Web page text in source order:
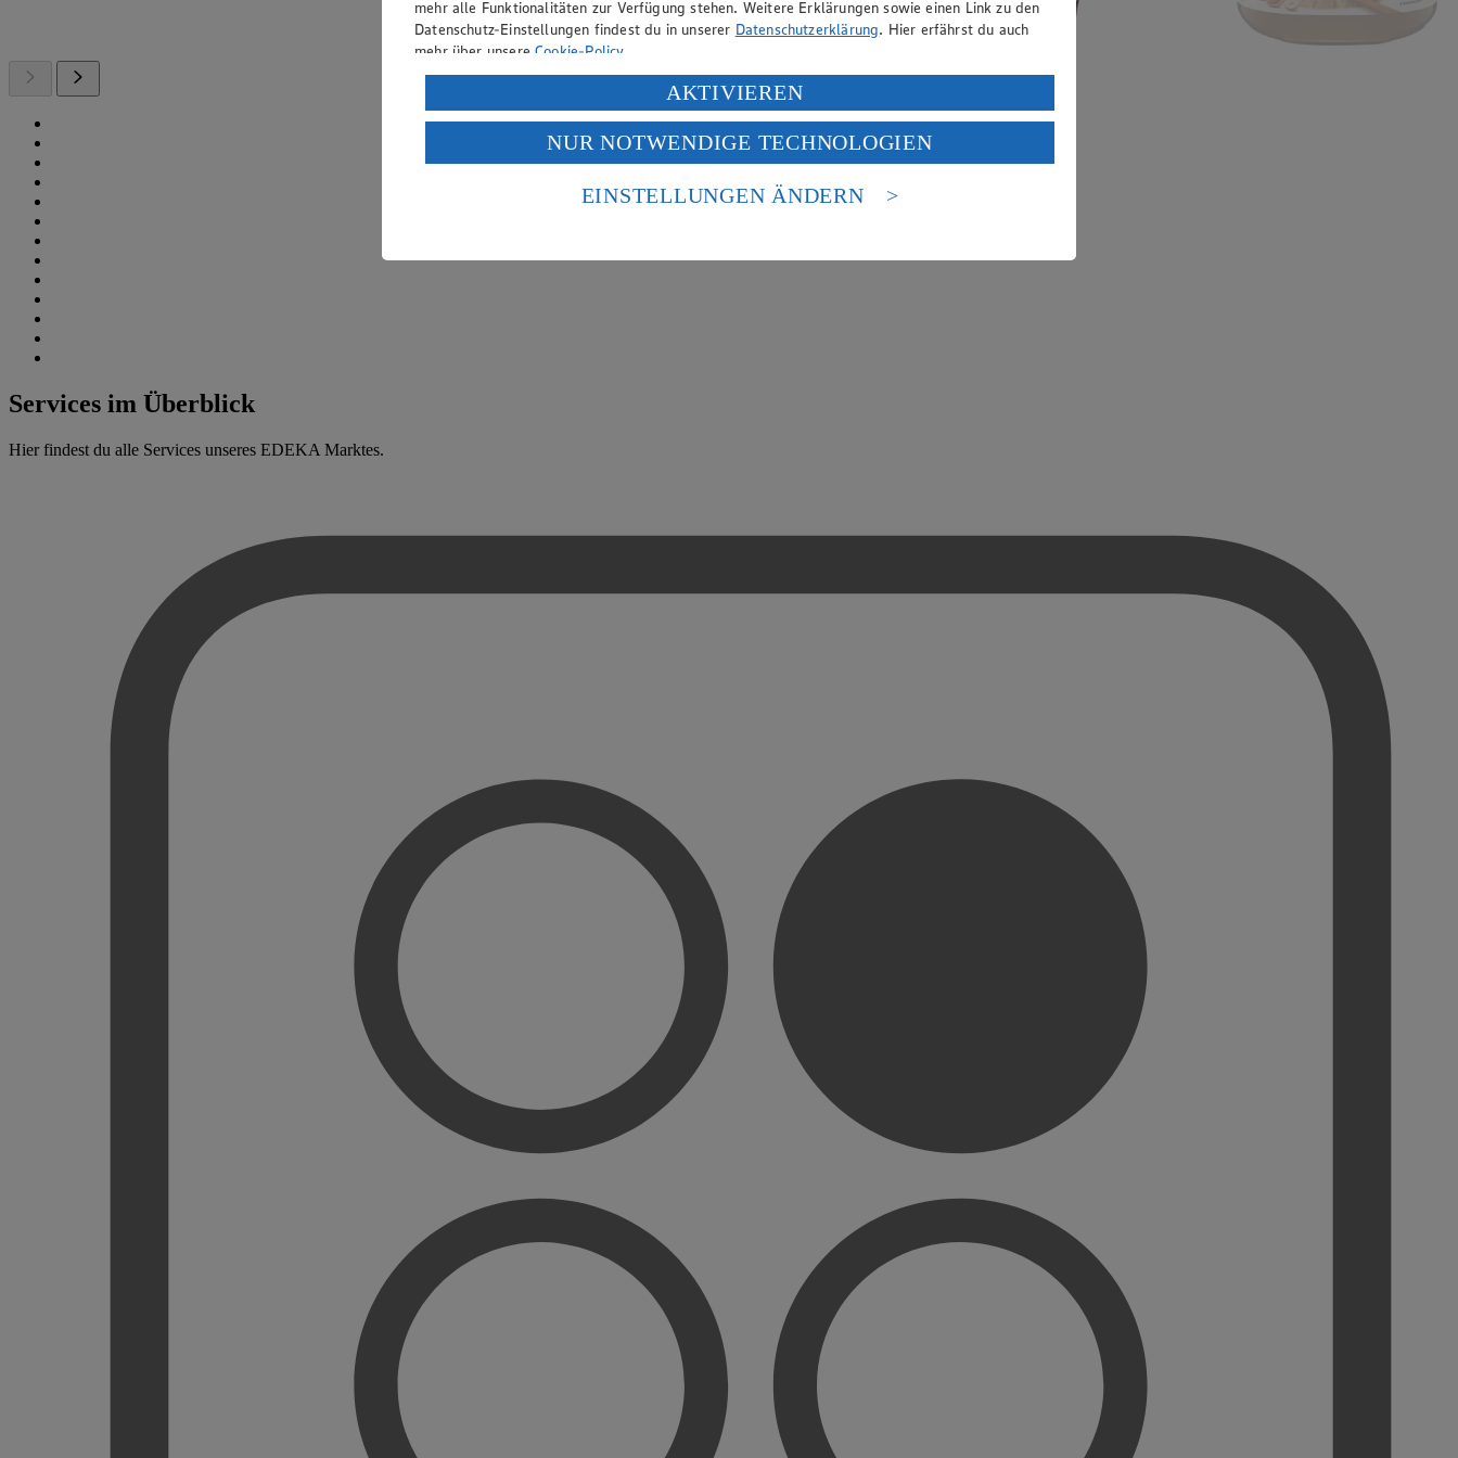
Services im Überblick
Hier findest du alle Services unseres EDEKA Marktes.
mehr alle Funktionalitäten zur Verfügung stehen. Weitere Erklärungen sowie einen Link zu den
Datenschutz-Einstellungen findest du in unserer Datenschutzerklärung. Hier erfährst du auch
mehr über unsereCookie-Policy.
Verarbeitung deiner personenbezogenen Daten in den USA durch Facebook und YouTube:
Wenn du auf „Aktivieren“ klickst, willigst du im Sinne des Art. 49 Abs. 1 Satz 1 lit. a) DSGVO
ein, dass deine Daten in den USA verarbeitet werden. Der EuGH sieht die USA als Land mit
einem nach europäischen Standards nicht angemessenen Datenschutzniveau an. Es besteht das
Risiko eines Zugriffs durch US-amerikanische Behörden.
AKTIVIEREN
NUR NOTWENDIGE TECHNOLOGIEN
EINSTELLUNGEN ÄNDERN